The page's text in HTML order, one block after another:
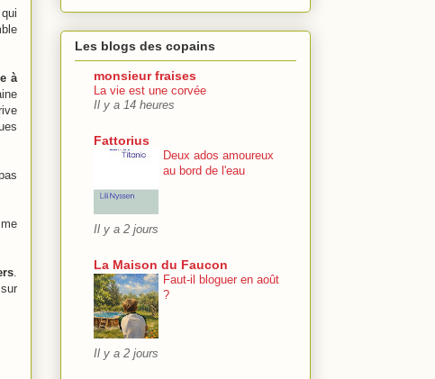
à
Les blogs des copains
monsieur fraises
La vie est une corvée
Il y a 14 heures
Fattorius
Deux ados amoureux
au bord de l'eau
Il y a 2 jours
La Maison du Faucon
Faut-il bloguer en août
?
Il y a 2 jours